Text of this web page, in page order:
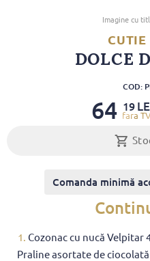
Imagine cu
CUTIE
DOLCE
COD:
64 19
Comanda minimă
1. Cozonac cu nucă Velpitar
Praline asortate de